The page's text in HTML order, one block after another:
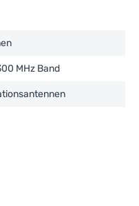
MHz Band